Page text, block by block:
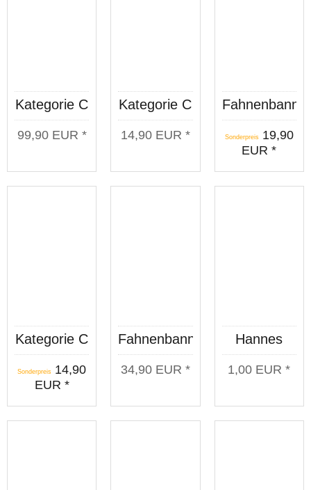
Kategorie C
Demobanner
PVC groß
99,90 EUR *
Kategorie C
Straßenschild
blau
14,90 EUR *
Fahnenbanner
Deutsche
Jungs
schwarz
NEU
Sonderpreis19,90
EUR *
Kategorie C
Fahnenbanner
Sonderpreis 14,90
EUR *
Fahnenbanner
Deutsche
Jungs weiß
34,90 EUR *
Hannes
Poster
"Hundert
Holz"
1,00 EUR *